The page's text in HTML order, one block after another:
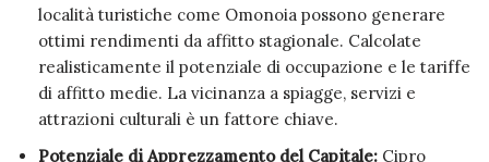
località turistiche come Omonoia possono generare
ottimi rendimenti da affitto stagionale. Calcolate
realisticamente il potenziale di occupazione e le tariffe
di affitto medie. La vicinanza a spiagge, servizi e
attrazioni culturali è un fattore chiave.
Potenziale di Apprezzamento del Capitale: Cipro